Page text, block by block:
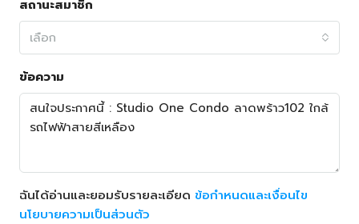
สถานะสมาชิก
เลือก
ข้อความ
ฉันได้อ่านและยอมรับรายละเอียด ข้อกำหนดและเงื่อนไข
นโยบายความเป็นส่วนตัว